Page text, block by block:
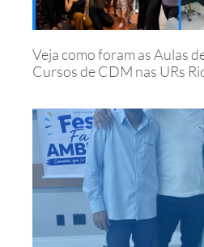
Veja como foram as Aulas
Cursos de CDM nas URs